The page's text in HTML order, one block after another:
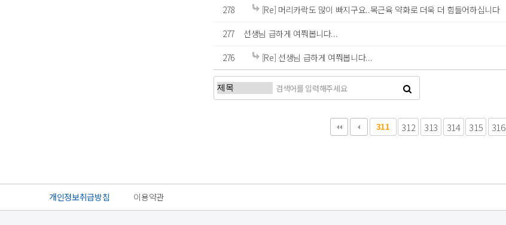
278
[Re] 머리카락도 많이 빠지구요..목근육 약화로 더욱 더 힘들어하십니다
277
선생님 급하게 여쭤봅니다...
276
[Re] 선생님 급하게 여쭤봅니다...
311 312 313 314 315 316
맨끝
개인정보취급방침 이용약관